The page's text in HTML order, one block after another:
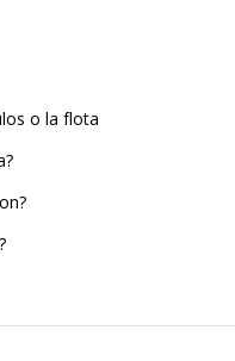
o la flota